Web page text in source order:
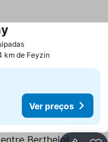
Ver preços
km de Feyzin
Ver preços